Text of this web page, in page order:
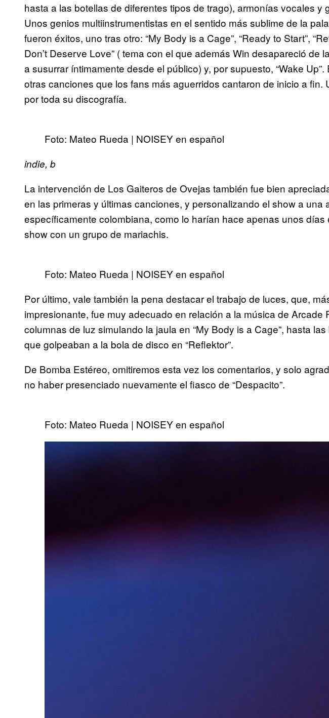
hasta a las botellas de diferentes tipos de trago), armonías vocales y
Unos genios multiinstrumentistas en el sentido más sublime de la
fueron éxitos, uno tras otro: “My Body is a Cage”, “Ready to Start”,
Don’t Deserve Love” ( tema con el que además Win desapareció de
a susurrar íntimamente desde el público) y, por supuesto, “Wake
otras canciones que los fans más aguerridos cantaron de inicio a fin.
por toda su discografía.
Foto: Mateo Rueda | NOISEY en español
indie, b
La intervención de Los Gaiteros de Ovejas también fue bien
en las primeras y últimas canciones, y personalizando el show a una
específicamente colombiana, como lo harían hace apenas unos días
show con un grupo de mariachis.
Foto: Mateo Rueda | NOISEY en español
Por último, vale también la pena destacar el trabajo de luces, que,
impresionante, fue muy adecuado en relación a la música de Arcade
columnas de luz simulando la jaula en “My Body is a Cage”, hasta
que golpeaban a la bola de disco en “Reflektor”.
De Bomba Estéreo, omitiremos esta vez los comentarios, y solo
no haber presenciado nuevamente el fiasco de “Despacito”.
Foto: Mateo Rueda | NOISEY en español